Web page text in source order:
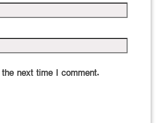
next time I comment.